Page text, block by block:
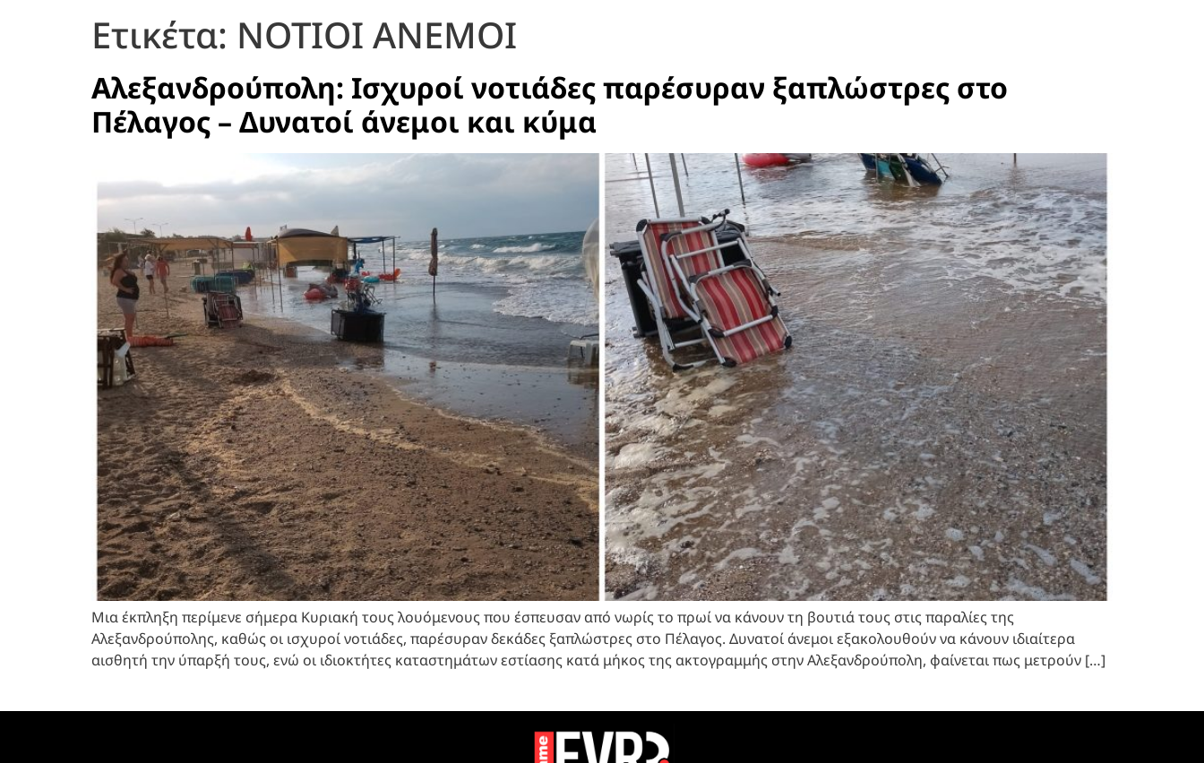
Ετικέτα: ΝΟΤΙΟΙ ΑΝΕΜΟΙ
Αλεξανδρούπολη: Ισχυροί νοτιάδες παρέσυραν ξαπλώστρες στο
Πέλαγος – Δυνατοί άνεμοι και κύμα
Μια έκπληξη περίμενε σήμερα Κυριακή τους λουόμενους που έσπευσαν από νωρίς το πρωί να κάνουν τη βουτιά τους στις παραλίες της
Αλεξανδρούπολης, καθώς οι ισχυροί νοτιάδες, παρέσυραν δεκάδες ξαπλώστρες στο Πέλαγος. Δυνατοί άνεμοι εξακολουθούν να κάνουν ιδιαίτερα
αισθητή την ύπαρξή τους, ενώ οι ιδιοκτήτες καταστημάτων εστίασης κατά μήκος της ακτογραμμής στην Αλεξανδρούπολη, φαίνεται πως μετρούν […]